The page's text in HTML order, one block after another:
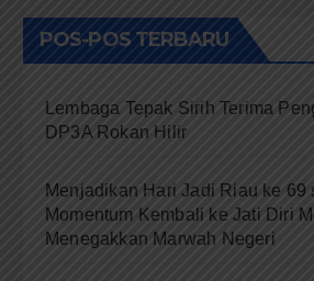
POS-POS TERBARU
Lembaga Tepak Sirih Terima
DP3A Rokan Hilir
Menjadikan Hari Jadi Riau ke 69
Momentum Kembali ke Jati Diri
Menegakkan Marwah Negeri